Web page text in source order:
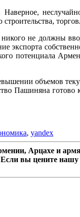
не должны
экспорта
потенциала
объемов
Пашиняна
, yandex
Арцахе и
вы цените